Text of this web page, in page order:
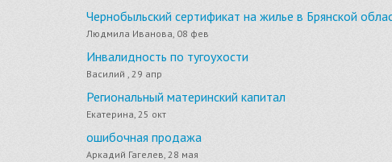
Чернобыльский сертификат на жилье в Брянской
Людмила Иванова, 08 фев
Инвалидность по тугоухости
Василий , 29 апр
Региональный материнский капитал
Екатерина, 25 окт
ошибочная продажа
Аркадий Гагелев, 28 мая